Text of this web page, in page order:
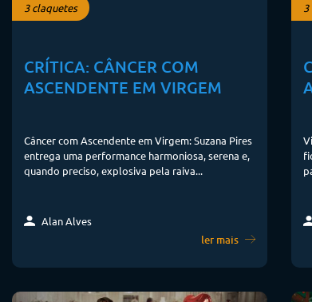
3 claquetes
CRÍTICA: CÂNCER COM
ASCENDENTE EM VIRGEM
Câncer com Ascendente em Virgem: Suzana Pires
entrega uma performance harmoniosa, serena e,
quando preciso, explosiva pela raiva...
Alan Alves
ler mais
3